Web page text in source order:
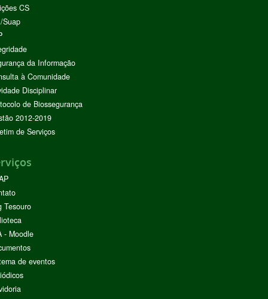
CS
Suap
da Informação
à Comunidade
Disciplinar
de Biossegurança
2012-2019
de Serviços
Tesouro
- Moodle
de eventos